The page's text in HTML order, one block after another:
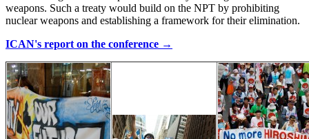
weapons. Such a treaty would build on the NPT by prohibiting
nuclear weapons and establishing a framework for their elimination.
ICAN's report on the conference →